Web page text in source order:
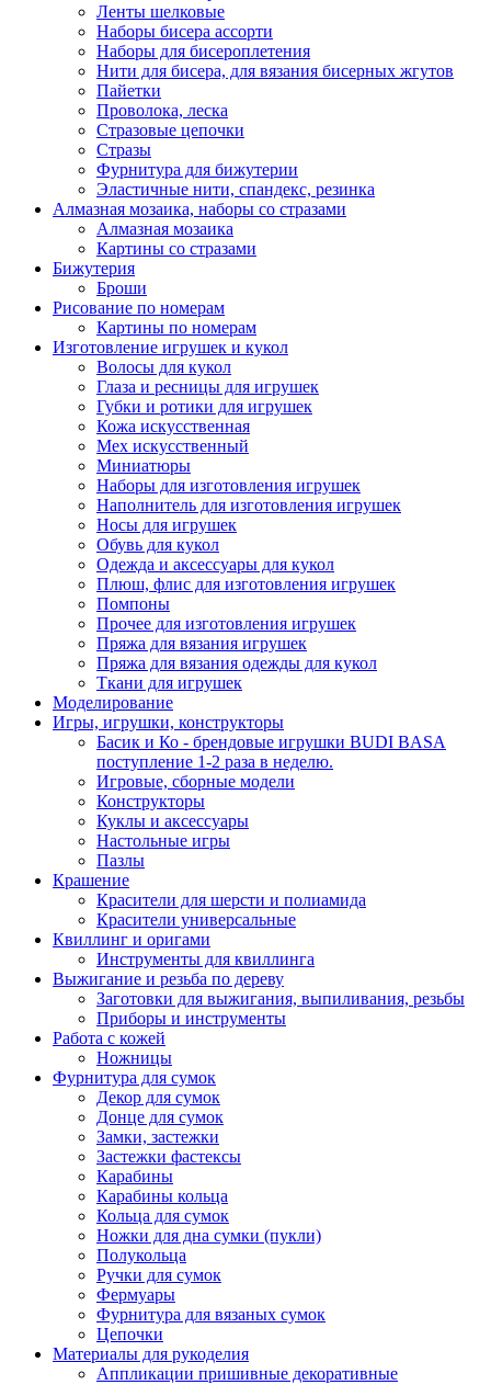
Ленты шелковые
Наборы бисера ассорти
Наборы для бисероплетения
Нити для бисера, для вязания бисерных жгутов
Пайетки
Проволока, леска
Стразовые цепочки
Стразы
Фурнитура для бижутерии
Эластичные нити, спандекс, резинка
Алмазная мозаика, наборы со стразами
Алмазная мозаика
Картины co стразами
Бижутерия
Броши
Рисование по номерам
Картины по номерам
Изготовление игрушек и кукол
Волосы для кукол
Глаза и ресницы для игрушек
Губки и ротики для игрушек
Кожа искусственная
Мех искусственный
Миниатюры
Наборы для изготовления игрушек
Наполнитель для изготовления игрушек
Носы для игрушек
Обувь для кукол
Одежда и аксессуары для кукол
Плюш, флис для изготовления игрушек
Помпоны
Прочее для изготовления игрушек
Пряжа для вязания игрушек
Пряжа для вязания одежды для кукол
Ткани для игрушек
Моделирование
Игры, игрушки, конструкторы
Басик и Ко - брендовые игрушки BUDI BASA
поступление 1-2 раза в неделю.
Игровые, сборные модели
Конструкторы
Куклы и аксессуары
Настольные игры
Пазлы
Крашение
Красители для шерсти и полиамида
Красители универсальные
Квиллинг и оригами
Инструменты для квиллинга
Выжигание и резьба по дереву
Заготовки для выжигания, выпиливания, резьбы
Приборы и инструменты
Работа с кожей
Ножницы
Фурнитура для сумок
Декор для сумок
Донце для сумок
Замки, застежки
Застежки фастексы
Карабины
Карабины кольца
Кольца для сумок
Ножки для дна сумки (пукли)
Полукольца
Ручки для сумок
Фермуары
Фурнитура для вязаных сумок
Цепочки
Материалы для рукоделия
Аппликации пришивные декоративные